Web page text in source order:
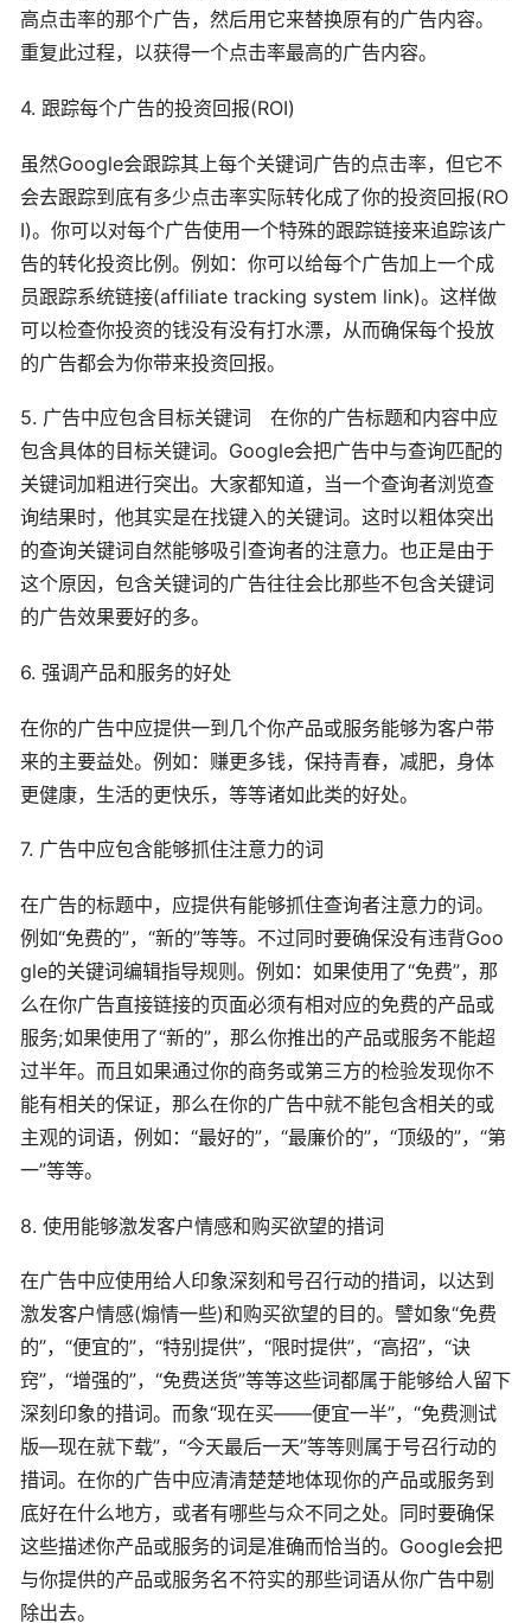
高点击率的那个广告，然后用它来替换原有的广告内容。
重复此过程，以获得一个点击率最高的广告内容。
4. 跟踪每个广告的投资回报(ROI)
虽然Google会跟踪其上每个关键词广告的点击率，但它不
会去跟踪到底有多少点击率实际转化成了你的投资回报(RO
I)。你可以对每个广告使用一个特殊的跟踪链接来追踪该广
告的转化投资比例。例如：你可以给每个广告加上一个成
员跟踪系统链接(affiliate tracking system link)。这样做
可以检查你投资的钱没有没有打水漂，从而确保每个投放
的广告都会为你带来投资回报。
5. 广告中应包含目标关键词 在你的广告标题和内容中应
包含具体的目标关键词。Google会把广告中与查询匹配的
关键词加粗进行突出。大家都知道，当一个查询者浏览查
询结果时，他其实是在找键入的关键词。这时以粗体突出
的查询关键词自然能够吸引查询者的注意力。也正是由于
这个原因，包含关键词的广告往往会比那些不包含关键词
的广告效果要好的多。
6. 强调产品和服务的好处
在你的广告中应提供一到几个你产品或服务能够为客户带
来的主要益处。例如：赚更多钱，保持青春，减肥，身体
更健康，生活的更快乐，等等诸如此类的好处。
7. 广告中应包含能够抓住注意力的词
在广告的标题中，应提供有能够抓住查询者注意力的词。
例如“免费的”，“新的”等等。不过同时要确保没有违背Goo
gle的关键词编辑指导规则。例如：如果使用了“免费”，那
么在你广告直接链接的页面必须有相对应的免费的产品或
服务;如果使用了“新的”，那么你推出的产品或服务不能超
过半年。而且如果通过你的商务或第三方的检验发现你不
能有相关的保证，那么在你的广告中就不能包含相关的或
主观的词语，例如：“最好的”，“最廉价的”，“顶级的”，“第
一”等等。
8. 使用能够激发客户情感和购买欲望的措词
在广告中应使用给人印象深刻和号召行动的措词，以达到
激发客户情感(煽情一些)和购买欲望的目的。譬如象“免费
的”，“便宜的”，“特别提供”，“限时提供”，“高招”，“诀
窍”，“增强的”，“免费送货”等等这些词都属于能够给人留下
深刻印象的措词。而象“现在买――便宜一半”，“免费测试
版―现在就下载”，“今天最后一天”等等则属于号召行动的
措词。在你的广告中应清清楚楚地体现你的产品或服务到
底好在什么地方，或者有哪些与众不同之处。同时要确保
这些描述你产品或服务的词是准确而恰当的。Google会把
与你提供的产品或服务名不符实的那些词语从你广告中剔
除出去。